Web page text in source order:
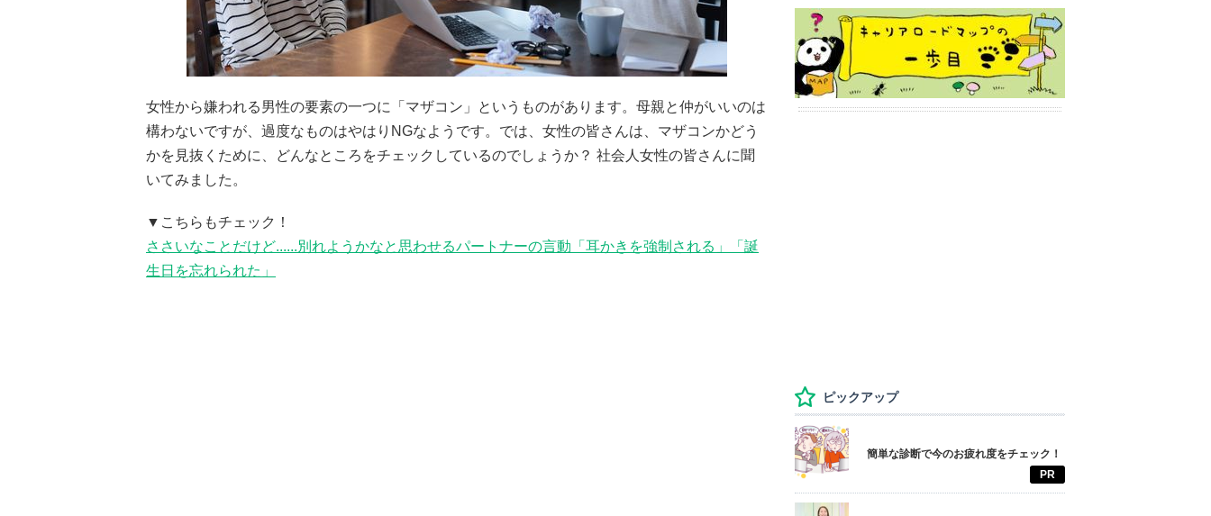
女性から嫌われる男性の要素の一つに「マザコン」というものがあります。母親と仲がいいのは
構わないですが、過度なものはやはりNGなようです。では、女性の皆さんは、マザコンかどう
かを見抜くために、どんなところをチェックしているのでしょうか？ 社会人女性の皆さんに聞
いてみました。
▼こちらもチェック！
ささいなことだけど......別れようかなと思わせるパートナーの言動「耳かきを強制される」「誕
生日を忘れられた」
ピックアップ
簡単な診断で今のお疲れ度をチェック！
PR